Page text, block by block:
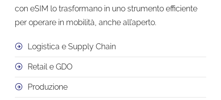
con eSIM lo trasformano in uno strumento efficiente
per operare in mobilità, anche all’aperto.
Logistica e Supply Chain
Retail e GDO
Produzione